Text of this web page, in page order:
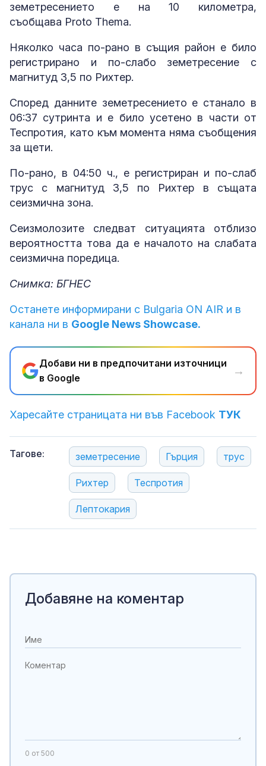
земетресението е на 10 километра,
съобщава Proto Thema.
Няколко часа по-рано в същия район е било
регистрирано и по-слабо земетресение с
магнитуд 3,5 по Рихтер.
Според данните земетресението е станало в
06:37 сутринта и е било усетено в части от
Теспротия, като към момента няма съобщения
за щети.
По-рано, в 04:50 ч., е регистриран и по-слаб
трус с магнитуд 3,5 по Рихтер в същата
сеизмична зона.
Сеизмолозите следват ситуацията отблизо
вероятността това да е началото на слабата
сеизмична поредица.
Снимка: БГНЕС
Останете информирани с Bulgaria ON AIR и в
канала ни в Google News Showcase.
Добави ни в предпочитани източници
в Google
→
Харесайте страницата ни във Facebook ТУК
Тагове: земетресение Гърция трус
Рихтер Теспротия
Лептокария
Добавяне на коментар
0 от 500